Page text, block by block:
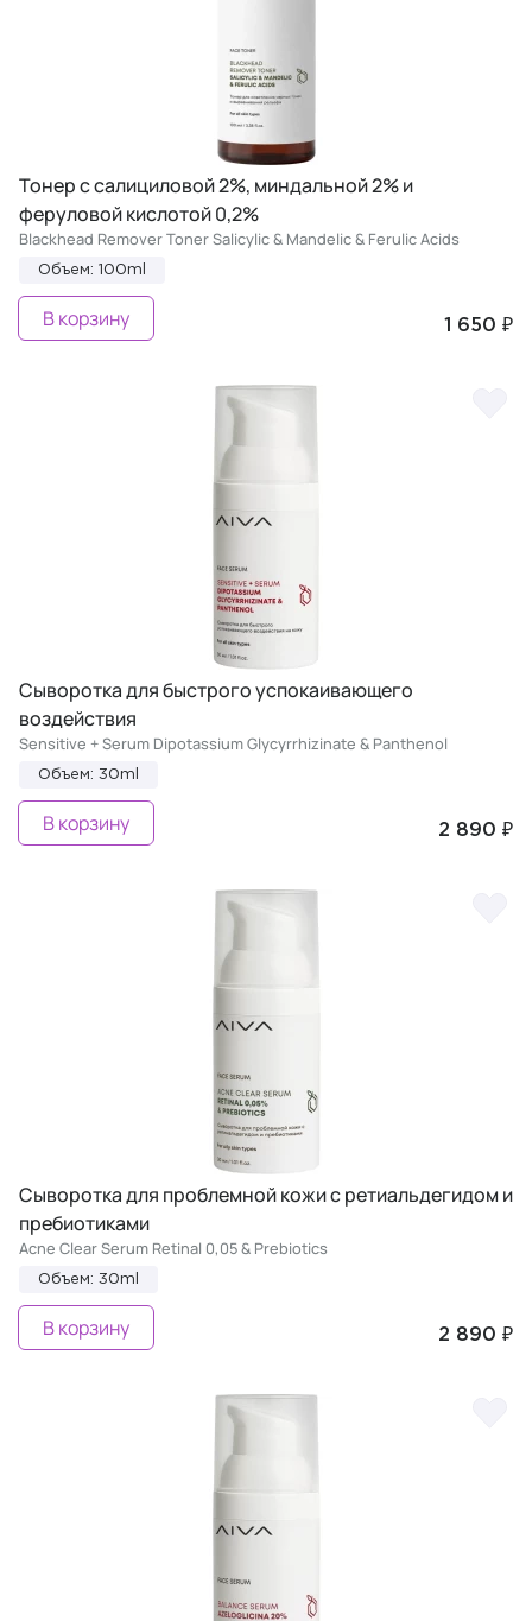
Тонер с салициловой 2%, миндальной 2% и
феруловой кислотой 0,2%
Blackhead Remover Toner Salicylic & Mandelic & Ferulic Acids
Объем: 100ml
1 650 ₽
В корзину
Сыворотка для быстрого успокаивающего
воздействия
Sensitive + Serum Dipotassium Glycyrrhizinate & Panthenol
Объем: 30ml
2 890 ₽
В корзину
Сыворотка для проблемной кожи с ретиальдегидом и
пребиотиками
Acne Clear Serum Retinal 0,05 & Prebiotics
Объем: 30ml
2 890 ₽
В корзину